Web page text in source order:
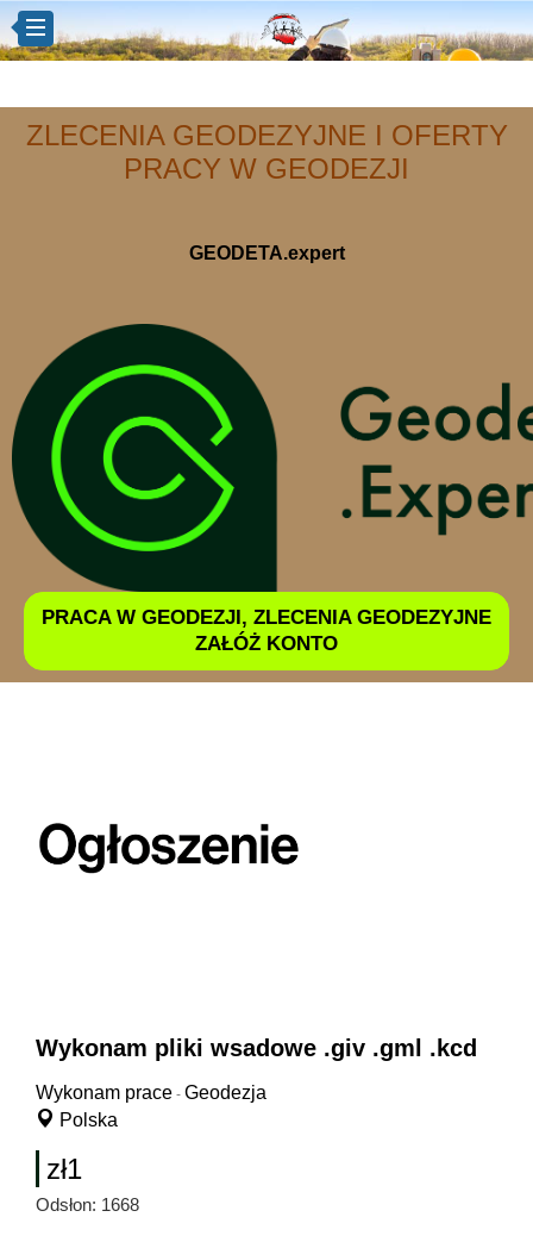
ZLECENIA GEODEZYJNE I OFERTY
PRACY W GEODEZJI
GEODETA.expert
PRACA W GEODEZJI, ZLECENIA GEODEZYJNE
ZAŁÓŻ KONTO
Wykonam pliki wsadowe .giv .gml .kcd
Wykonam prace - Geodezja
Polska
zł1
Odsłon: 1668